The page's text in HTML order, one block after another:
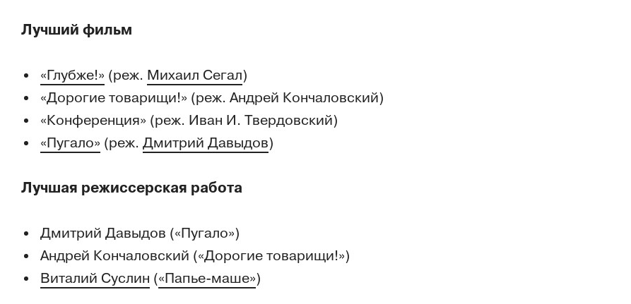
Лучший фильм
«Глубже!» (реж. Михаил Сегал)
«Дорогие товарищи!» (реж. Андрей Кончаловский)
«Конференция» (реж. Иван И. Твердовский)
«Пугало» (реж. Дмитрий Давыдов)
Лучшая режиссерская работа
Дмитрий Давыдов («Пугало»)
Андрей Кончаловский («Дорогие товарищи!»)
Виталий Суслин («Папье-маше»)